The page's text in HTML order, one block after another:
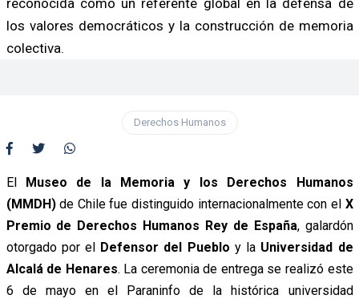
los valores democráticos y la construcción de memoria
colectiva.
Derechos Humanos
El Museo de la Memoria y los Derechos Humanos
(MMDH)de Chile fue distinguido internacionalmente con el X
Premio de Derechos Humanos Rey de España, galardón
otorgado por el Defensor del Pueblo y la Universidad de
Alcalá de Henares. La ceremonia de entrega se realizó este
6 de mayo en el Paraninfo de la histórica universidad